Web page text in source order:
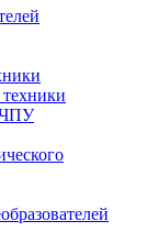
ЧПУ